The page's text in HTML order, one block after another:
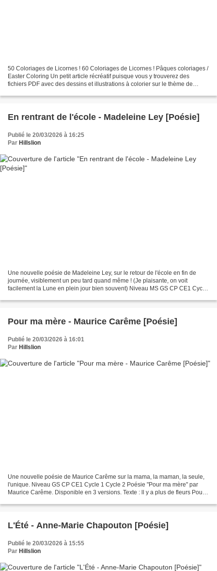
50 Coloriages de Licornes ! 60 Coloriages de Licornes ! Pâques coloriages /
Easter Coloring Un petit article récréatif puisque vous y trouverez des
fichiers PDF avec des dessins et illustrations à colorier sur le thème de
En rentrant de l'école - Madeleine Ley [Poésie]
Publié le 20/03/2026 à 16:25
Par Hillslion
Une nouvelle poésie de Madeleine Ley, sur le retour de l'école en fin de
journée, visiblement un peu tard quand même ! (Je plaisante, on voit
facilement la Lune en plein jour bien souvent) Niveau MS GS CP CE1 Cycle
Pour ma mère - Maurice Carême [Poésie]
Publié le 20/03/2026 à 16:01
Par Hillslion
Une nouvelle poésie de Maurice Carême sur la mama, la maman, la seule,
l'unique. Niveau GS CP CE1 Cycle 1 Cycle 2 Poésie "Pour ma mère" par
Maurice Carême. Disponible en 3 versions. Texte : ll y a plus de fleurs Pour
L'Été - Anne-Marie Chapouton [Poésie]
Publié le 20/03/2026 à 15:55
Par Hillslion